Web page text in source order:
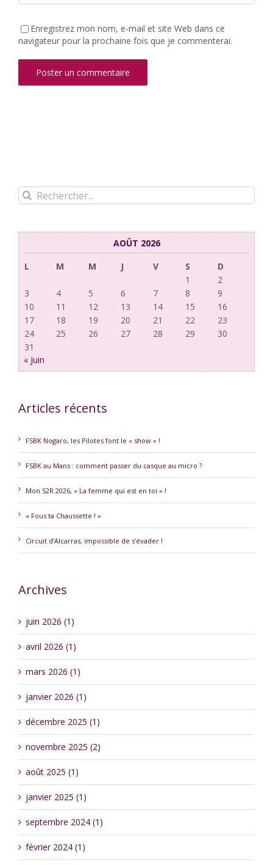
Enregistrez mon nom, e-mail et site Web dans ce
navigateur pour la prochaine fois que je commenterai.
Rechercher:
AOÛT 2026
L
M M J V S
D
1
2
3
4 5 6 7 8
9
10
11 12 13 14 15
16
17
18 19 20 21 22
23
24
25 26 27 28 29
30
31
« Juin
Articles récents
FSBK Nogaro, les Pilotes font le « show » !
FSBK au Mans : comment passer du casque au micro ?
Mon S2R 2026, « La femme qui est en toi » !
« Fous ta Chaussette ! »
Circuit d’Alcarras, impossible de s’évader !
Archives
juin 2026 (1)
avril 2026 (1)
mars 2026 (1)
janvier 2026 (1)
décembre 2025 (1)
novembre 2025 (2)
août 2025 (1)
janvier 2025 (1)
septembre 2024 (1)
février 2024 (1)